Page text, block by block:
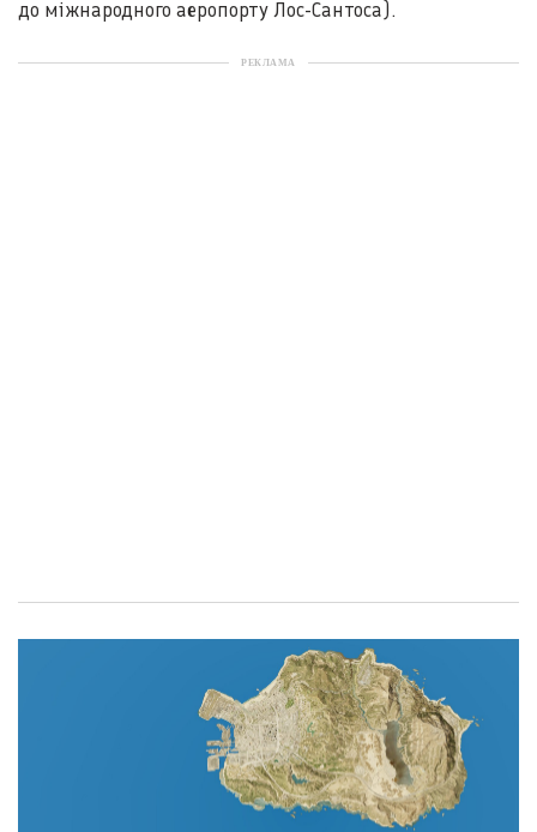
до міжнародного аеропорту Лос-Сантоса).
РЕКЛАМА